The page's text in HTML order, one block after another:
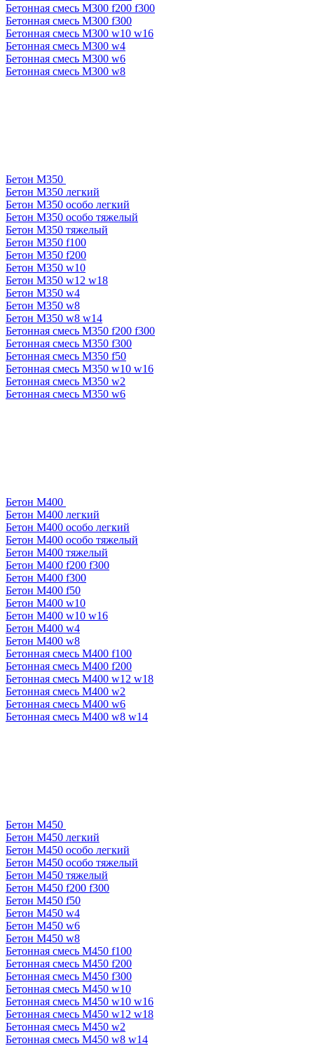
Бетонная смесь М300 f200 f300
Бетонная смесь М300 f300
Бетонная смесь М300 w10 w16
Бетонная смесь М300 w4
Бетонная смесь М300 w6
Бетонная смесь М300 w8
Бетон М350
Бетон М350 легкий
Бетон М350 особо легкий
Бетон М350 особо тяжелый
Бетон М350 тяжелый
Бетон М350 f100
Бетон М350 f200
Бетон М350 w10
Бетон М350 w12 w18
Бетон М350 w4
Бетон М350 w8
Бетон М350 w8 w14
Бетонная смесь М350 f200 f300
Бетонная смесь М350 f300
Бетонная смесь М350 f50
Бетонная смесь М350 w10 w16
Бетонная смесь М350 w2
Бетонная смесь М350 w6
Бетон М400
Бетон М400 легкий
Бетон М400 особо легкий
Бетон М400 особо тяжелый
Бетон М400 тяжелый
Бетон М400 f200 f300
Бетон М400 f300
Бетон М400 f50
Бетон М400 w10
Бетон М400 w10 w16
Бетон М400 w4
Бетон М400 w8
Бетонная смесь М400 f100
Бетонная смесь М400 f200
Бетонная смесь М400 w12 w18
Бетонная смесь М400 w2
Бетонная смесь М400 w6
Бетонная смесь М400 w8 w14
Бетон М450
Бетон М450 легкий
Бетон М450 особо легкий
Бетон М450 особо тяжелый
Бетон М450 тяжелый
Бетон М450 f200 f300
Бетон М450 f50
Бетон М450 w4
Бетон М450 w6
Бетон М450 w8
Бетонная смесь М450 f100
Бетонная смесь М450 f200
Бетонная смесь М450 f300
Бетонная смесь М450 w10
Бетонная смесь М450 w10 w16
Бетонная смесь М450 w12 w18
Бетонная смесь М450 w2
Бетонная смесь М450 w8 w14